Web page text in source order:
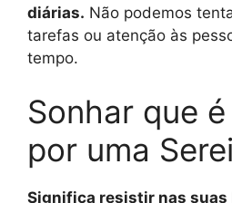
diárias. Não podemos
tarefas ou atenção às
tempo.
Sonhar que
por uma
Significa resistir nas suas